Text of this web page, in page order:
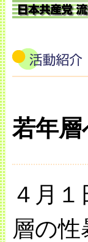
若年
４月
層の